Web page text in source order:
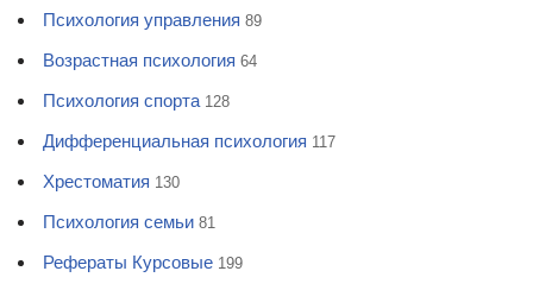
Психология управления 89
Возрастная психология 64
Психология спорта 128
Дифференциальная психология 117
Хрестоматия 130
Психология семьи 81
Рефераты Курсовые 199